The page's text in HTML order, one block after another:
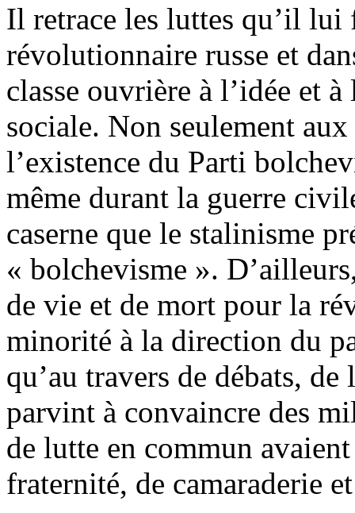
Il retrace les luttes qu’il lui
révolutionnaire russe et
classe ouvrière à l’idée et
sociale. Non seulement
l’existence du Parti
même durant la guerre
caserne que le stalinisme
« bolchevisme ».
de vie et de mort pour la
minorité à la direction du
qu’au travers de débats,
parvint à convaincre des
de lutte en commun
fraternité, de camaraderie